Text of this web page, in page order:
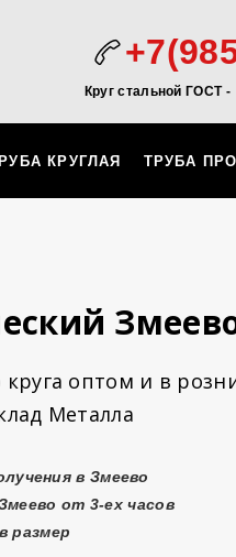
Круг стальной ГОСТ
КРУГЛАЯ ТРУБА
оптом и в
Металла
в Змеево
от 3-ех часов
размер